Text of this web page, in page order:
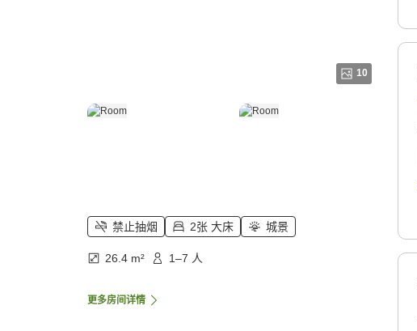
10
禁止抽烟 2张 大床 城景
26.4 m² 1–7 人
更多房间详情